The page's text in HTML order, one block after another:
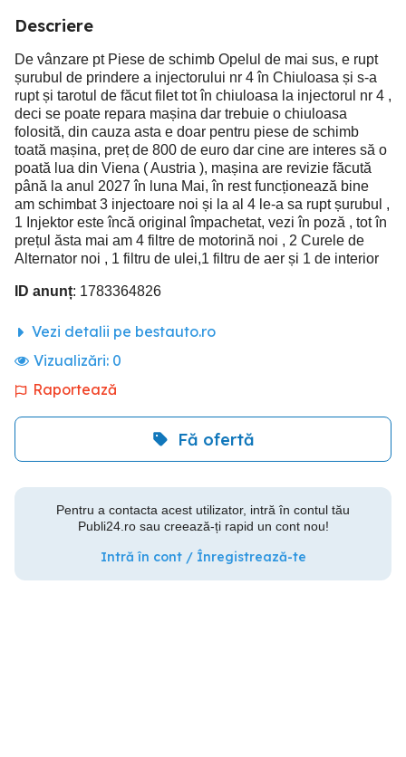
Descriere
De vânzare pt Piese de schimb Opelul de mai sus, e rupt
șurubul de prindere a injectorului nr 4 în Chiuloasa și s-a
rupt și tarotul de făcut filet tot în chiuloasa la injectorul nr 4 ,
deci se poate repara mașina dar trebuie o chiuloasa
folosită, din cauza asta e doar pentru piese de schimb
toată mașina, preț de 800 de euro dar cine are interes să o
poată lua din Viena ( Austria ), mașina are revizie făcută
până la anul 2027 în luna Mai, în rest funcționează bine
am schimbat 3 injectoare noi și la al 4 le-a sa rupt șurubul ,
1 Injektor este încă original împachetat, vezi în poză , tot în
prețul ăsta mai am 4 filtre de motorină noi , 2 Curele de
Alternator noi , 1 filtru de ulei,1 filtru de aer și 1 de interior
ID anunț: 1783364826
Vezi detalii pe bestauto.ro
Vizualizări: 0
Raportează
Fă ofertă
Pentru a contacta acest utilizator, intră în contul tău
Publi24.ro sau creează-ți rapid un cont nou!
Intră în cont / Înregistrează-te